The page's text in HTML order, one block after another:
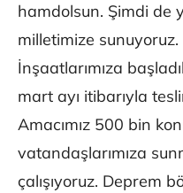
hamdolsun. Şimdi de
milletimize sunuyoruz.
İnşaatlarımıza
mart ayı itibarıyla
Amacımız 500 bin
vatandaşlarımıza
çalışıyoruz. Deprem